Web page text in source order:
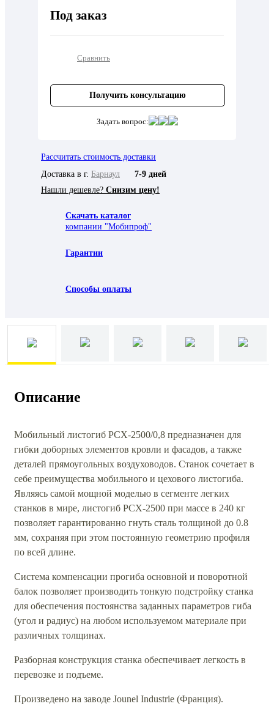
Под заказ
Сравнить
Получить консультацию
Задать вопрос:
Рассчитать стоимость доставки
Доставка в г. Барнаул
7-9 дней
Нашли дешевле? Снизим цену!
Скачать каталог
компании "Мобипроф"
Гарантии
Способы оплаты
Описание
Мобильный листогиб РСХ-2500/0,8 предназначен для
гибки доборных элементов кровли и фасадов, а также
деталей прямоугольных воздуховодов. Станок сочетает в
себе преимущества мобильного и цехового листогиба.
Являясь самой мощной моделью в сегменте легких
станков в мире, листогиб РСХ-2500 при массе в 240 кг
позволяет гарантированно гнуть сталь толщиной до 0.8
мм, сохраняя при этом постоянную геометрию профиля
по всей длине.
Система компенсации прогиба основной и поворотной
балок позволяет производить тонкую подстройку станка
для обеспечения постоянства заданных параметров гиба
(угол и радиус) на любом используемом материале при
различных толщинах.
Разборная конструкция станка обеспечивает легкость в
перевозке и подъеме.
Произведено на заводе Jounel Industrie (Франция).